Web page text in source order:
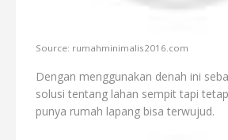
Source: rumahminimalis2016.com
Dengan menggunakan denah ini
solusi tentang lahan sempit tapi
punya rumah lapang bisa terwujud.